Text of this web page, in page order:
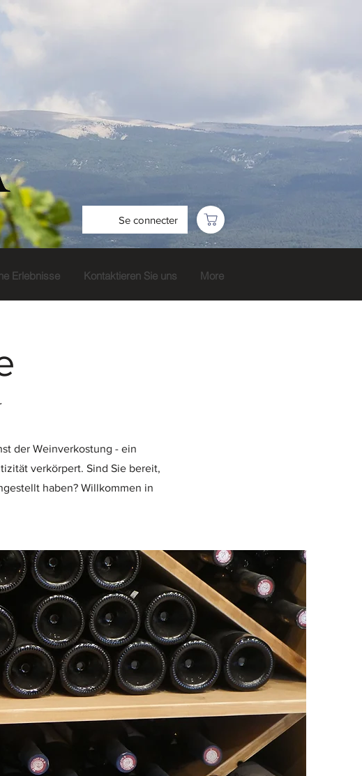
Se connecter
Erlebnisse Kontaktieren Sie uns More
der Weinverkostung - ein
verkörpert. Sind Sie bereit,
haben? Willkommen in